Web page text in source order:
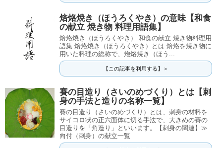
焙烙焼き（ほうろくやき）の意味【和食
の献立 焼き物 料理用語集】
焙烙焼き（ほうろくやき） 和食の献立 焼き物料理用
語集 焙烙焼き（ほうろくやき）とは 焙烙を焼き物に
用いた料理の総称で、炮烙焼き（ほう...
【この記事を利用する】＞
賽の目造り（さいのめづくり）とは【刺
身の手法と造りの名称一覧】
賽の目造り（さいのめづくり）とは、刺身の材料を
サイコロ状の正六面体に切る手法で、大きめの賽の
目造りを「角造り」といいます。【刺身の関連】≫
向付（刺身）の献立一覧